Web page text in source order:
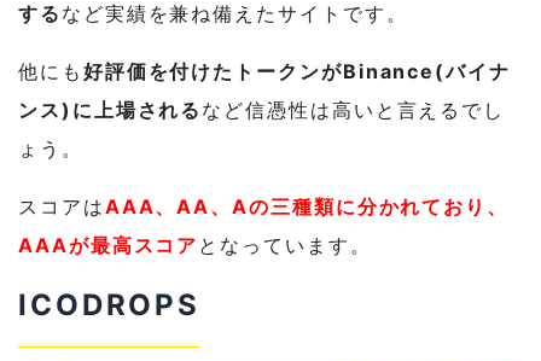
する など実績を兼ね備えたサイトです。
他にも 好評価を付けたトークンがBinance(バイナ
ンス)に上場される など信憑性は高いと言えるでし
ょう。
スコアはAAA、AA、Aの三種類に分かれており、
AAAが最高スコア となっています。
ICODROPS